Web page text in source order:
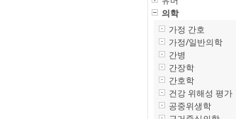
의학
가정 간호
가정/일반의학
간병
간장학
간호학
건강 위해성 평가
공중위생학